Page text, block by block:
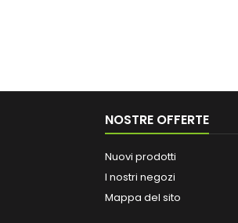
NOSTRE OFFERTE
Nuovi prodotti
I nostri negozi
Mappa del sito